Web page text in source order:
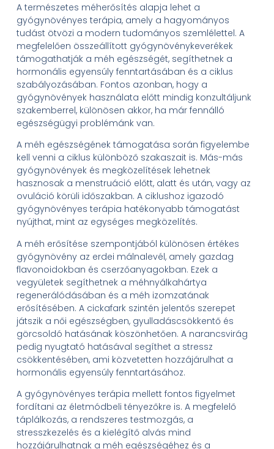
A természetes méherősítés alapja lehet a
gyógynövényes terápia, amely a hagyományos
tudást ötvözi a modern tudományos szemlélettel. A
megfelelően összeállított gyógynövénykeverékek
támogathatják a méh egészségét, segíthetnek a
hormonális egyensúly fenntartásában és a ciklus
szabályozásában. Fontos azonban, hogy a
gyógynövények használata előtt mindig konzultáljunk
szakemberrel, különösen akkor, ha már fennálló
egészségügyi problémánk van.
A méh egészségének támogatása során figyelembe
kell venni a ciklus különböző szakaszait is. Más-más
gyógynövények és megközelítések lehetnek
hasznosak a menstruáció előtt, alatt és után, vagy az
ovuláció körüli időszakban. A ciklushoz igazodó
gyógynövényes terápia hatékonyabb támogatást
nyújthat, mint az egységes megközelítés.
A méh erősítése szempontjából különösen értékes
gyógynövény az erdei málnalevél, amely gazdag
flavonoidokban és cserzőanyagokban. Ezek a
vegyületek segíthetnek a méhnyálkahártya
regenerálódásában és a méh izomzatának
erősítésében. A cickafark szintén jelentős szerepet
játszik a női egészségben, gyulladáscsökkentő és
görcsoldó hatásának köszönhetően. A narancsvirág
pedig nyugtató hatásával segíthet a stressz
csökkentésében, ami közvetetten hozzájárulhat a
hormonális egyensúly fenntartásához.
A gyógynövényes terápia mellett fontos figyelmet
fordítani az életmódbeli tényezőkre is. A megfelelő
táplálkozás, a rendszeres testmozgás, a
stresszkezelés és a kielégítő alvás mind
hozzájárulhatnak a méh egészségéhez és a